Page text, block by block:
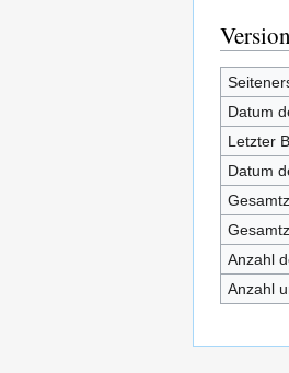
Datum
Letzter
Datum
Anzahl
Anzahl